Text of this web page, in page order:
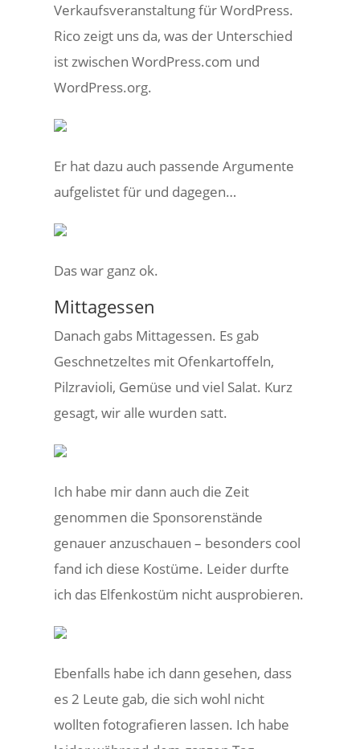
Verkaufsveranstaltung für WordPress.
Rico zeigt uns da, was der Unterschied
ist zwischen WordPress.com und
WordPress.org.
Er hat dazu auch passende Argumente
aufgelistet für und dagegen…
Das war ganz ok.
Mittagessen
Danach gabs Mittagessen. Es gab
Geschnetzeltes mit Ofenkartoffeln,
Pilzravioli, Gemüse und viel Salat. Kurz
gesagt, wir alle wurden satt.
Ich habe mir dann auch die Zeit
genommen die Sponsorenstände
genauer anzuschauen – besonders cool
fand ich diese Kostüme. Leider durfte
ich das Elfenkostüm nicht ausprobieren.
Ebenfalls habe ich dann gesehen, dass
es 2 Leute gab, die sich wohl nicht
wollten fotografieren lassen. Ich habe